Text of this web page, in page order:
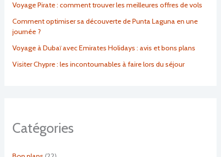
Voyage Pirate : comment trouver les meilleures offres de vols
Comment optimiser sa découverte de Punta Laguna en une
journée ?
Voyage à Dubaï avec Emirates Holidays : avis et bons plans
Visiter Chypre : les incontournables à faire lors du séjour
Catégories